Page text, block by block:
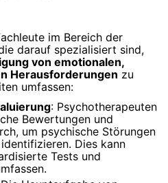
im Bereich der
darauf spezialisiert sind,
von emotionalen,
Herausforderungen zu
umfassen:
: Psychotherapeuten
Bewertungen und
um psychische Störungen
Dies kann
Tests und